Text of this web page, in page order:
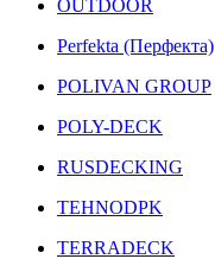
OUTDOOR
Perfekta (Перфекта)
POLIVAN GROUP
POLY-DECK
RUSDECKING
TEHNODPK
TERRADECK